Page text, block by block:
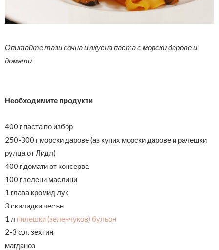
Опитайте тази сочна и вкусна паста с морски дарове и
домати
Необходимите продукти
400 г паста по избор
250-300 г морски дарове (аз купих морски дарове и рачешки
рулца от Лидл)
400 г домати от консерва
100 г зелени маслини
1 глава кромид лук
3 скилидки чесън
1 л пилешки (зеленчуков) бульон
2-3 с.л. зехтин
магданоз